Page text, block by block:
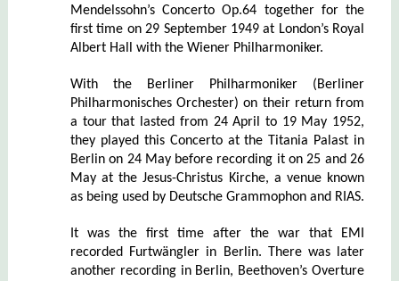
Mendelssohn’s Concerto Op.64 together for the
first time on 29 September 1949 at London’s Royal
Albert Hall with the Wiener Philharmoniker.
With the Berliner Philharmoniker (Berliner
Philharmonisches Orchester) on their return from
a tour that lasted from 24 April to 19 May 1952,
they played this Concerto at the Titania Palast in
Berlin on 24 May before recording it on 25 and 26
May at the Jesus-Christus Kirche, a venue known
as being used by Deutsche Grammophon and RIAS.
It was the first time after the war that EMI
recorded Furtwängler in Berlin. There was later
another recording in Berlin, Beethoven’s Overture